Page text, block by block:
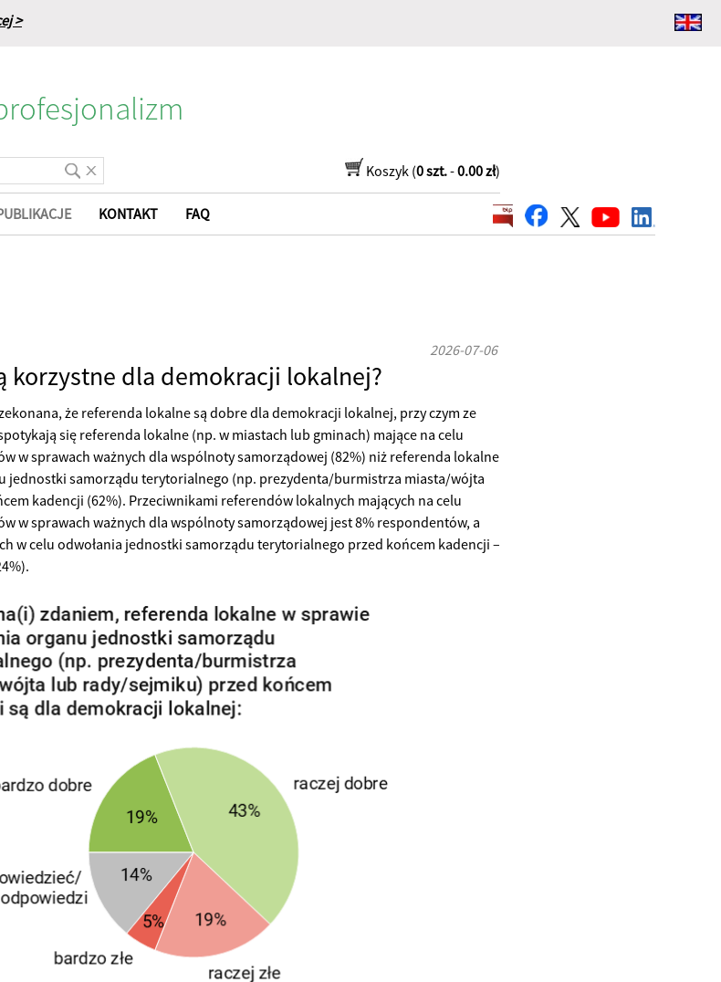
>
Koszyk (0 szt.-0.00 zł)
KONTAKT FAQ
2026-07-06
korzystne dla demokracji lokalnej?
że referenda lokalne są dobre dla demokracji lokalnej, przy czym ze
się referenda lokalne (np. w miastach lub gminach) mające na celu
w sprawach ważnych dla wspólnoty samorządowej (82%) niż referenda lokalne
jednostki samorządu terytorialnego (np. prezydenta/burmistrza miasta/wójta
kadencji (62%). Przeciwnikami referendów lokalnych mających na celu
w sprawach ważnych dla wspólnoty samorządowej jest 8% respondentów, a
w celu odwołania jednostki samorządu terytorialnego przed końcem kadencji –